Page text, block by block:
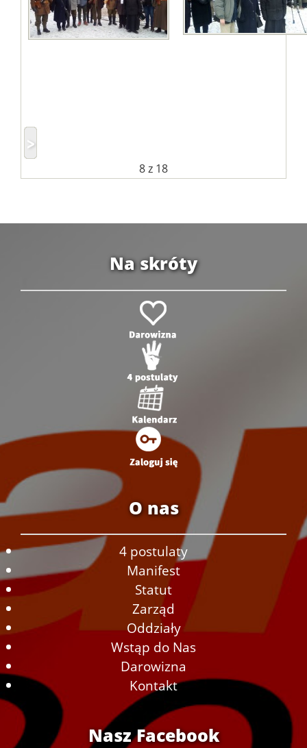
8z 18
Na skróty
O nas
4 postulaty
Manifest
Statut
Zarząd
Oddziały
Wstąp do Nas
Darowizna
Kontakt
Nasz Facebook